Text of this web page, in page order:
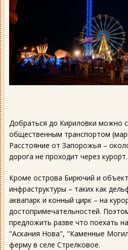
Добраться до Кириловки можно
общественным транспортом
Расстояние от Запорожья –
дорога не проходит через курорт.
Кроме острова Бирючий и
инфраструктуры – таких как
аквапарк и конный цирк – на
достопримечательностей.
предложить разве что поехать
"Аскания Нова", "Каменные
ферму в селе Стрелковое.